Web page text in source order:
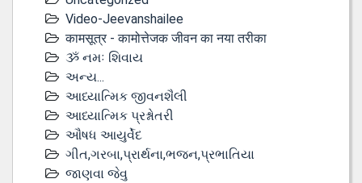
Video-Jeevanshailee
कामसूत्र - कामोत्तेजक जीवन का नया तरीका
ૐ નમઃ શિવાય
અન્ય...
આધ્યાત્મિક જીવનશૈલી
આધ્યાત્મિક પ્રશ્નોતરી
ઔષધ આયુર્વેદ
ગીત,ગરબા,પ્રાર્થના,ભજન,પ્રભાતિયા
જાણવા જેવુ